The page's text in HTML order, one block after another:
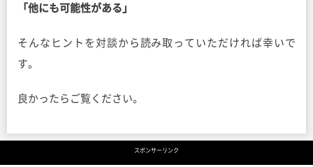
「他にも可能性がある」
そんなヒントを対談から読み取っていただければ幸いで
す。
良かったらご覧ください。
スポンサーリンク